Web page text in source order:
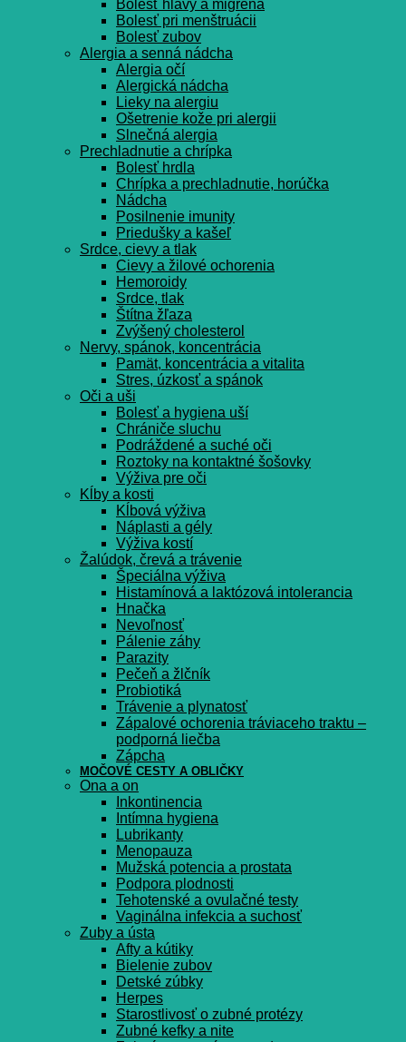
Bolesť hlavy a migréna
Bolesť pri menštruácii
Bolesť zubov
Alergia a senná nádcha
Alergia očí
Alergická nádcha
Lieky na alergiu
Ošetrenie kože pri alergii
Slnečná alergia
Prechladnutie a chrípka
Bolesť hrdla
Chrípka a prechladnutie, horúčka
Nádcha
Posilnenie imunity
Priedušky a kašeľ
Srdce, cievy a tlak
Cievy a žilové ochorenia
Hemoroidy
Srdce, tlak
Štítna žľaza
Zvýšený cholesterol
Nervy, spánok, koncentrácia
Pamät, koncentrácia a vitalita
Stres, úzkosť a spánok
Oči a uši
Bolesť a hygiena uší
Chrániče sluchu
Podráždené a suché oči
Roztoky na kontaktné šošovky
Výživa pre oči
Kĺby a kosti
Kĺbová výživa
Náplasti a gély
Výživa kostí
Žalúdok, črevá a trávenie
Špeciálna výživa
Histamínová a laktózová intolerancia
Hnačka
Nevoľnosť
Pálenie záhy
Parazity
Pečeň a žlčník
Probiotiká
Trávenie a plynatosť
Zápalové ochorenia tráviaceho traktu –
podporná liečba
Zápcha
MOČOVÉ CESTY A OBLIČKY
Ona a on
Inkontinencia
Intímna hygiena
Lubrikanty
Menopauza
Mužská potencia a prostata
Podpora plodnosti
Tehotenské a ovulačné testy
Vaginálna infekcia a suchosť
Zuby a ústa
Afty a kútiky
Bielenie zubov
Detské zúbky
Herpes
Starostlivosť o zubné protézy
Zubné kefky a nite